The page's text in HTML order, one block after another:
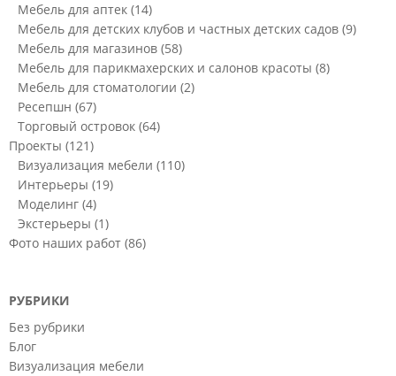
Мебель для аптек (14)
Мебель для детских клубов и частных детских садов (9)
Мебель для магазинов (58)
Мебель для парикмахерских и салонов красоты (8)
Мебель для стоматологии (2)
Ресепшн (67)
Торговый островок (64)
Проекты (121)
Визуализация мебели (110)
Интерьеры (19)
Моделинг (4)
Экстерьеры (1)
Фото наших работ (86)
РУБРИКИ
Без рубрики
Блог
Визуализация мебели